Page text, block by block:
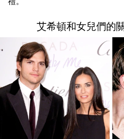
艾希頓和女兒們的